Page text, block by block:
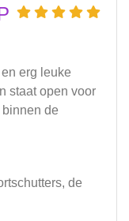
erg leuke
staat open voor
de
de